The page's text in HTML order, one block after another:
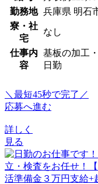
勤務地 兵庫県 明石
寮・社
宅
なし
仕事内
容
基板の加工
日勤
＼最短45秒で完了／
応募へ進む
詳しく
見る